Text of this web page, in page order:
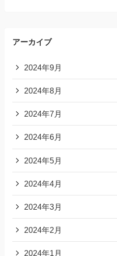
アーカイブ
2024年9月
2024年8月
2024年7月
2024年6月
2024年5月
2024年4月
2024年3月
2024年2月
2024年1月